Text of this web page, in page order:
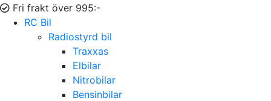
Fri frakt över 995:-
RC Bil
Radiostyrd bil
Traxxas
Elbilar
Nitrobilar
Bensinbilar